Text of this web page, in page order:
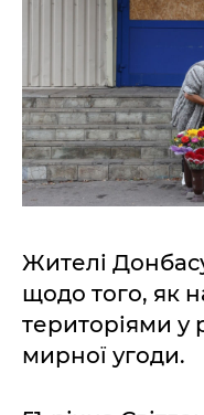
Жителі
щодо того, як
територіями у
мирної угоди.